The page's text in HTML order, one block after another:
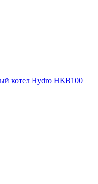
котел Hydro HKB100